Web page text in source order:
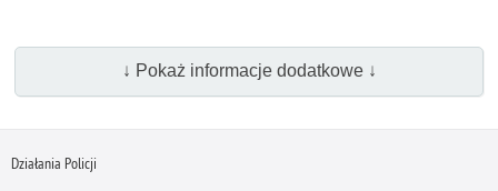
↓ Pokaż informacje dodatkowe ↓
Działania Policji